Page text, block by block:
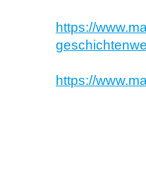
https://
https://